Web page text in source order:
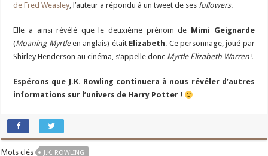
de Fred Weasley, l’auteur a répondu à un tweet de ses followers.
Elle a ainsi révélé que le deuxième prénom de Mimi Geignarde
(Moaning Myrtleen anglais) était Elizabeth. Ce personnage, joué par
Shirley Henderson au cinéma, s’appelle donc Myrtle Elizabeth Warren !
Espérons que J.K. Rowling continuera à nous révéler d’autres
informations sur l’univers de Harry Potter !
Mots clés J.K. ROWLING